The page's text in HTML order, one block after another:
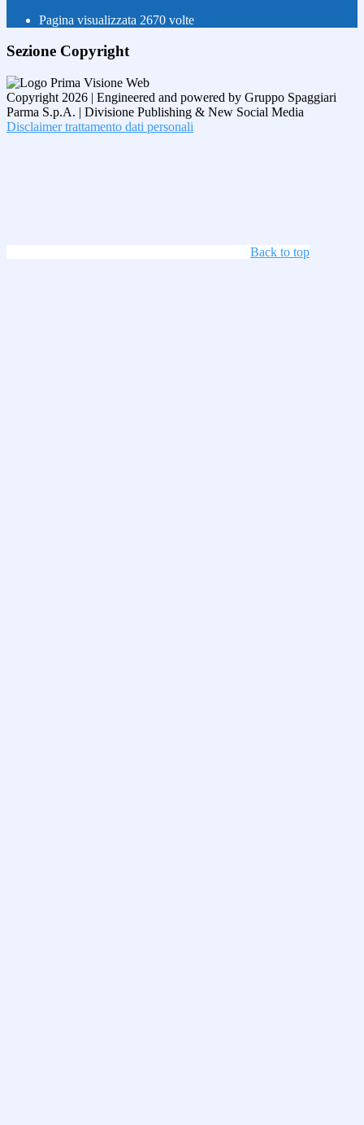
Pagina visualizzata 2670 volte
Sezione Copyright
Copyright 2026 | Engineered and powered by Gruppo Spaggiari
Parma S.p.A. | Divisione Publishing & New Social Media
Disclaimer trattamento dati personali
Back to top